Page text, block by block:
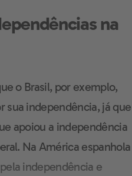
na
o Brasil, por exemplo,
sua independência, já que
apoiou a independência
Na América espanhola
independência e